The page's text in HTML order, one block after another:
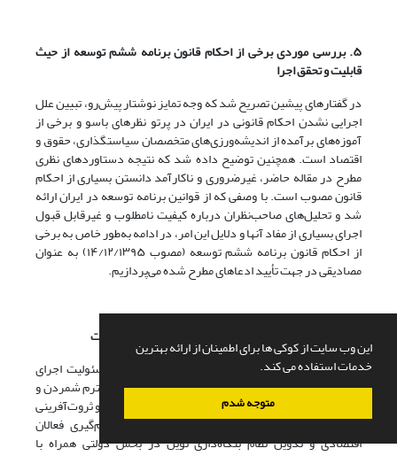
این وب سایت از کوکی ها برای اطمینان از ارائه بهترین
خدمات استفاده می کند.
متوجه شدم
۵. بررسی موردی برخی از احکام قانون برنامه ششم توسعه از حیث
قابلیت و تحقق اجرا
در گفتارهای پیشین تصریح شد که وجه تمایز نوشتار پیش‌رو، تبیین علل
اجرایی ‌نشدن احکام قانونی در ایران در پرتو نظرهای باسو و برخی از
آموزه‌های برآمده از اندیشه‌ورزی‌های متخصصان سیاستگذاری، حقوق و
اقتصاد است. همچنین توضیح داده شد که نتیجه دستاوردهای نظری
مطرح در مقاله حاضر،‌ غیرضروری و ناکارآمد دانستن بسیاری از احکام
قانون مصوب است. با وصفی که از قوانین برنامه توسعه در ایران ارائه
شد‌ و تحلیل‌های صاحب‌نظران درباره کیفیت نامطلوب و غیرقابل ‌قبول
اجرای بسیاری از مفاد آنها و دلایل این امر، ‌در ادامه به‌طور خاص به برخی
از احکام قانون برنامه ششم توسعه (مصوب ۱۴/۱۲/۱۳۹۵) به‌ عنوان
مصادیقی در جهت تأیید ادعاهای مطرح‌ شده می‌پردازیم.
الف) احکامی که اجرای آنها فقط در صلاحیت قوه مجریه نیست
- در بند «ب» ماده (۴) قانون برنامه ششم توسعه، مسئولیت اجرای
اقداماتی به این شرح بر‌عهده دولت نهاده شده است: «محترم شمردن و
حمایت از حقوق مالکیت و تولید ثروت و نگاه ارزشی به کار و ثروت‌آفرینی
از راه‌های قانونی و مشروع و عدم مداخله در تصمیم‌گیری فعالان
اقتصادی و تدوین نظام بنگاه‌داری نوین در بخش دولتی همراه با